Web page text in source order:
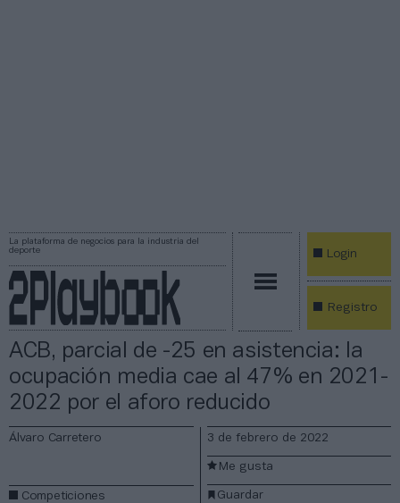
La plataforma de negocios para la industria del
deporte
Login
Registro
ACB, parcial de -25 en asistencia: la
ocupación media cae al 47% en 2021-
2022 por el aforo reducido
Álvaro Carretero
Competiciones
3 de febrero de 2022
Guardar
Me gusta